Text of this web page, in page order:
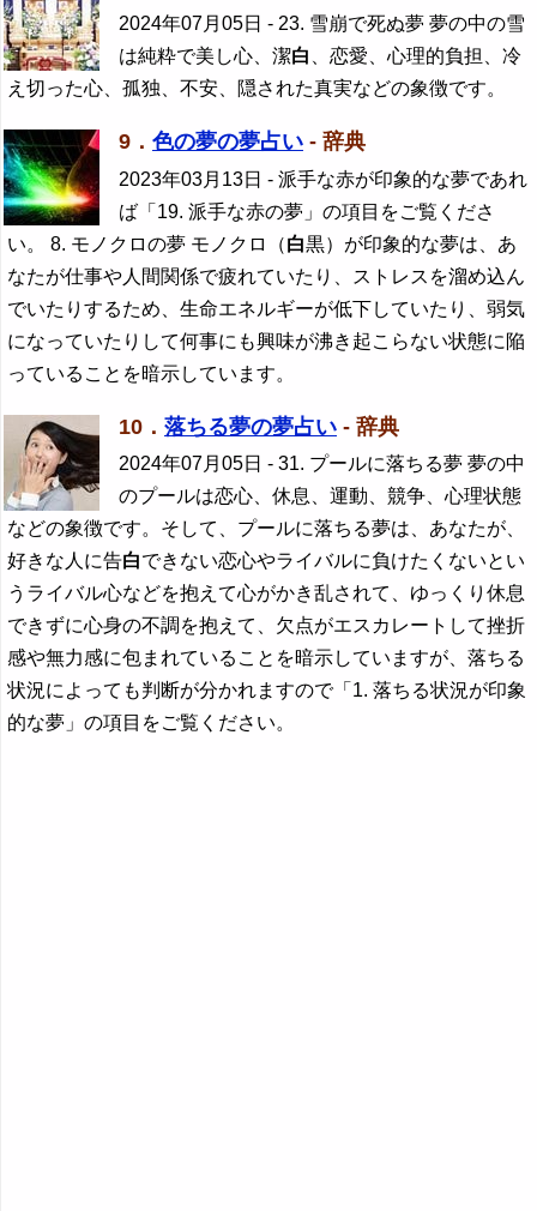
2024年07月05日 - 23. 雪崩で死ぬ夢 夢の中の雪
は純粋で美し心、潔白 、恋愛、心理的負担、冷
え切った心、孤独、不安、隠された真実などの象徴です。
9． 色の夢の夢占い - 辞典
2023年03月13日 - 派手な赤が印象的な夢であれ
ば「19. 派手な赤の夢」の項目をご覧くださ
い。 8. モノクロの夢 モノクロ（白黒）が印象的な夢は、あ
なたが仕事や人間関係で疲れていたり、ストレスを溜め込ん
でいたりするため、生命エネルギーが低下していたり、弱気
になっていたりして何事にも興味が沸き起こらない状態に陥
っていることを暗示しています。
10． 落ちる夢の夢占い - 辞典
2024年07月05日 - 31. プールに落ちる夢 夢の中
のプールは恋心、休息、運動、競争、心理状態
などの象徴です。そして、プールに落ちる夢は、あなたが、
好きな人に告白できない恋心やライバルに負けたくないとい
うライバル心などを抱えて心がかき乱されて、ゆっくり休息
できずに心身の不調を抱えて、欠点がエスカレートして挫折
感や無力感に包まれていることを暗示していますが、落ちる
状況によっても判断が分かれますので「1. 落ちる状況が印象
的な夢」の項目をご覧ください。